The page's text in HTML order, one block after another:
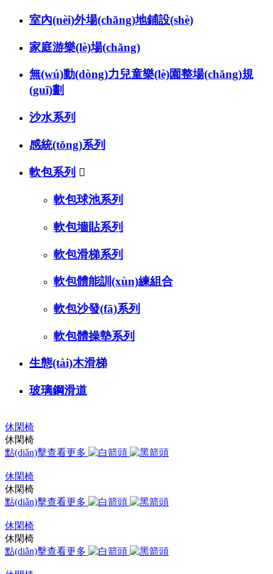
室內(nèi)外場(chǎng)地鋪設(shè)
家庭游樂(lè)場(chǎng)
無(wú)動(dòng)力兒童樂(lè)園整場(chǎng)規
(guī)劃
沙水系列
感統(tǒng)系列
軟包系列 
軟包球池系列
軟包墻貼系列
軟包滑梯系列
軟包體能訓(xùn)練組合
軟包沙發(fā)系列
軟包體操墊系列
生態(tài)木滑梯
玻璃鋼滑道
休閑椅
休閑椅
點(diǎn)擊查看更多
休閑椅
休閑椅
點(diǎn)擊查看更多
休閑椅
休閑椅
點(diǎn)擊查看更多